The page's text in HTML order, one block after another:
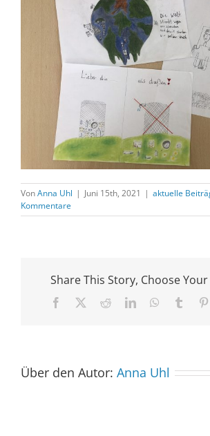
VonAnna Uhl | Juni 15th, 2021 | aktuelle
Kommentare
Share This Story, Choose
Facebook RedditLinkedInWhatsApp
Tumblr
Über den Autor: Anna Uhl